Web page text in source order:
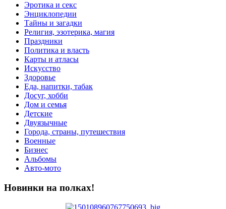
Эротика и секс
Энциклопедии
Тайны и загадки
Религия, эзотерика, магия
Праздники
Политика и власть
Карты и атласы
Искусство
Здоровье
Еда, напитки, табак
Досуг, хобби
Дом и семья
Детские
Двуязычные
Города, страны, путешествия
Военные
Бизнес
Альбомы
Авто-мото
Новинки на полках!